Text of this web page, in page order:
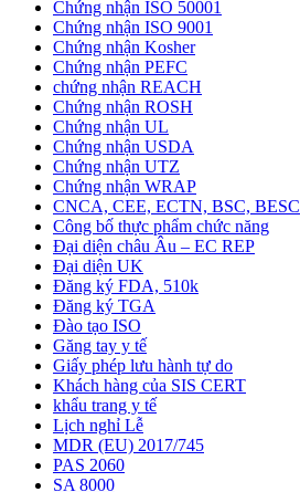
Chứng nhận ISO 50001
Chứng nhận ISO 9001
Chứng nhận Kosher
Chứng nhận PEFC
chứng nhận REACH
Chứng nhận ROSH
Chứng nhận UL
Chứng nhận USDA
Chứng nhận UTZ
Chứng nhận WRAP
CNCA, CEE, ECTN, BSC, BESC
Công bố thực phẩm chức năng
Đại diện châu Âu – EC REP
Đại diện UK
Đăng ký FDA, 510k
Đăng ký TGA
Đào tạo ISO
Găng tay y tế
Giấy phép lưu hành tự do
Khách hàng của SIS CERT
khẩu trang y tế
Lịch nghỉ Lễ
MDR (EU) 2017/745
PAS 2060
SA 8000